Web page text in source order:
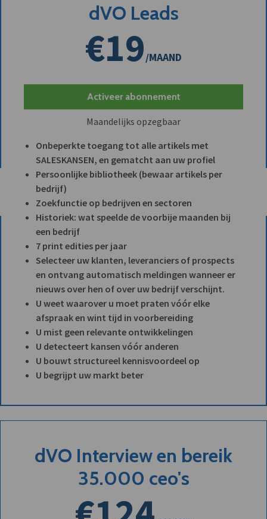
dVO Leads
€19/MAAND
Activeer abonnement
Maandelijks opzegbaar
Onbeperkte toegang tot alle artikels met
SALESKANSEN, en gematcht aan uw profiel
Persoonlijke bibliotheek (bewaar artikels per
bedrijf)
Zoekfunctie op bedrijven en sectoren
Historiek: wat speelde de voorbije maanden bij
een bedrijf
7 print edities per jaar
Selecteer uw klanten, leveranciers of prospects
en ontvang automatisch meldingen wanneer er
nieuws over hen of over uw bedrijf verschijnt.
U weet waarover u moet praten vóór elke
afspraak en wint tijd in voorbereiding
U mist geen relevante ontwikkelingen
U detecteert kansen vóór anderen
U bouwt structureel kennisvoordeel op
U begrijpt uw markt beter
dVO Interview en bereik
35.000 ceo's